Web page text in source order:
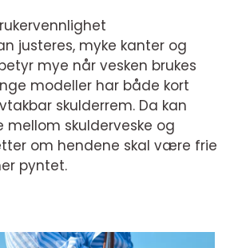
justeres, myke kanter og
mye når vesken brukes
modeller har både kort
skulderrem. Da kan
mellom skulderveske og
om hendene skal være frie
pyntet.